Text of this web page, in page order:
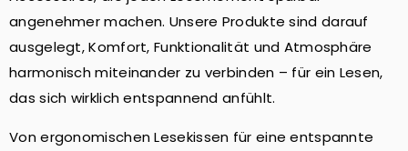
angenehmer machen. Unsere Produkte sind darauf
ausgelegt, Komfort, Funktionalität und Atmosphäre
harmonisch miteinander zu verbinden – für ein Lesen,
das sich wirklich entspannend anfühlt.
Von ergonomischen Lesekissen für eine entspannte